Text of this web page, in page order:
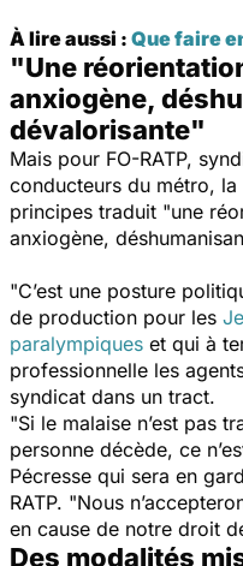
À lire aussi : Que faire
"Une
anxiogène,
dévalorisante"
Mais pour FO-RATP,
conducteurs du métro,
principes traduit "une
anxiogène,
"C’est une posture
de production pour les
paralympiques et qui à
professionnelle les
syndicat dans un tract.
"Si le malaise n’est pas
personne décède, ce
Pécresse qui sera en
RATP. "Nous
en cause de notre droit
Des modalités